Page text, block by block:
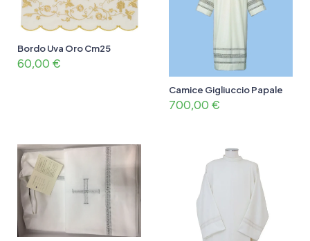
Bordo Uva Oro Cm25
60,00 €
Camice Gigliuccio Papale
700,00 €